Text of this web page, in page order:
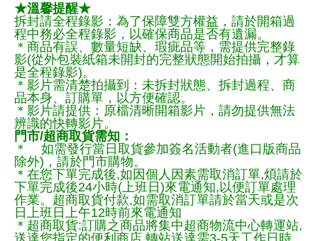
★溫馨提醒★
拆封請全程錄影：為了保障雙方權益，請於開箱過
程中務必全程錄影，以確保商品是否有遺漏。
＊商品有誤、數量短缺、瑕疵品等，需提供完整錄
影(從外包裝紙箱未開封的完整狀態開始拍攝，才算
是全程錄影)。
＊影片需清楚拍攝到：未拆封狀態、拆封過程、商
品本身、訂購單，以方便確認。
＊影片請提供：原檔清晰開箱影片，請勿提供無法
辨識的快轉影片。
門市/超商取貨需知：
＊ 如需發行當日取貨參加簽名活動者(進口版商品
除外)，請於門市購物。
＊在您下單完成後,如因個人因素需取消訂單,煩請於
下單完成後24小時(上班日)來電通知,以便訂單處理
作業。超商取貨付款,如需取消訂單請於當天或是次
日上班日上午12時前來電通知
＊超商取貨:訂購之商品將集中超商物流中心轉運站,
送達您指定的便利商店,轉站送達需3-5天工作日時